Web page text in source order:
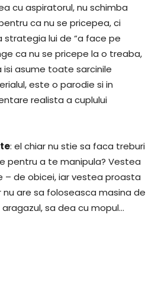
cu aspiratorul, nu schimba
ca nu se pricepea, ci
strategia lui de “a face pe
ca nu se pricepe la o treaba,
asume toate sarcinile
este o parodie si in
realista a cuplului
: el chiar nu stie sa faca treburi
pentru a te manipula? Vestea
– de obicei, iar vestea proasta
are sa foloseasca masina de
sa dea cu mopul…